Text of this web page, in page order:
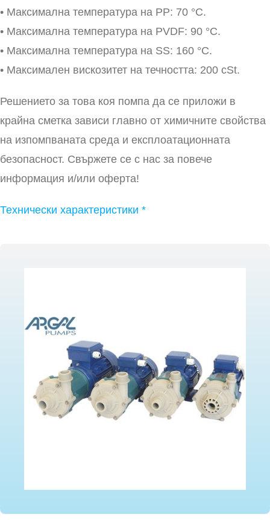
• Максимална температура на PP: 70 °С.
• Максимална температура на PVDF: 90 °С.
• Максимална температура на SS: 160 °С.
• Максимален вискозитет на течността: 200 сSt.
Решението за това коя помпа да се приложи в
крайна сметка зависи главно от химичните свойства
на изпомпваната среда и експлоатационната
безопасност. Свържете се с нас за повече
информация и/или оферта!
Технически характеристики *